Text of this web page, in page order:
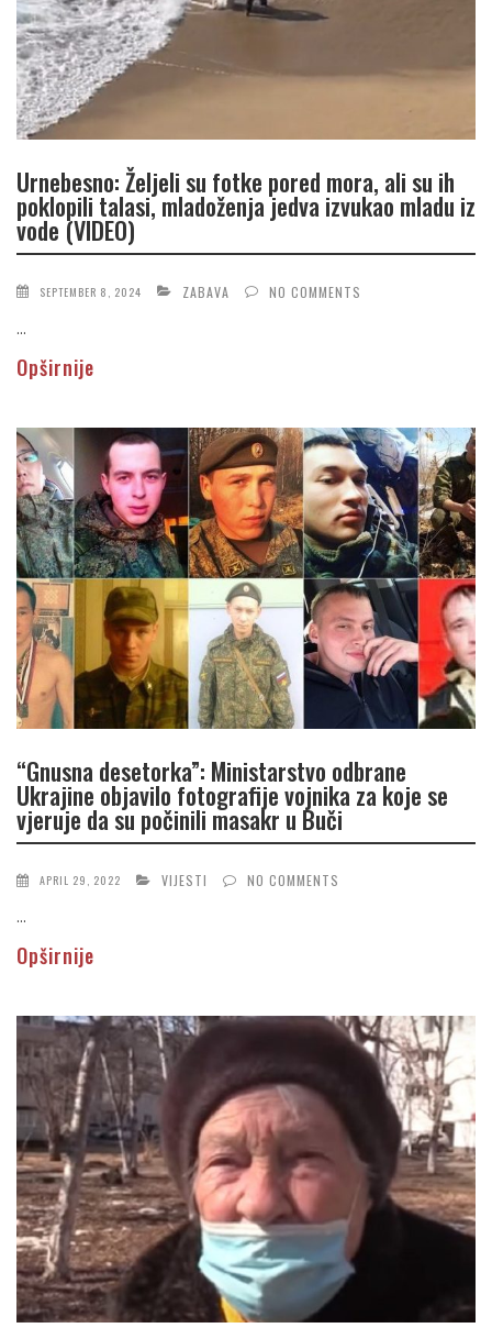
Urnebesno: Željeli su fotke pored mora, ali su ih
poklopili talasi, mladoženja jedva izvukao mladu iz
vode (VIDEO)
SEPTEMBER 8, 2024 ZABAVA NO COMMENTS
...
Opširnije
“Gnusna desetorka”: Ministarstvo odbrane
Ukrajine objavilo fotografije vojnika za koje se
vjeruje da su počinili masakr u Buči
APRIL 29, 2022 VIJESTI NO COMMENTS
...
Opširnije